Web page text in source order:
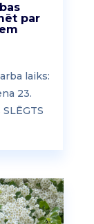
par
laiks:
23.